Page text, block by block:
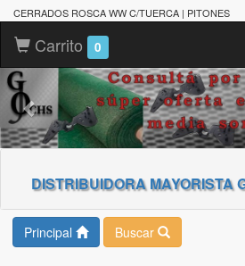
CERRADOS ROSCA WW C/TUERCA | PITONES
Carrito 0
DISTRIBUIDORA MAYORISTA
Principal Buscar